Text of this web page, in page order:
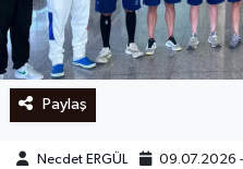
Paylaş
Necdet ERGÜL 09.07.2026
Ege
İzmir
İletişim